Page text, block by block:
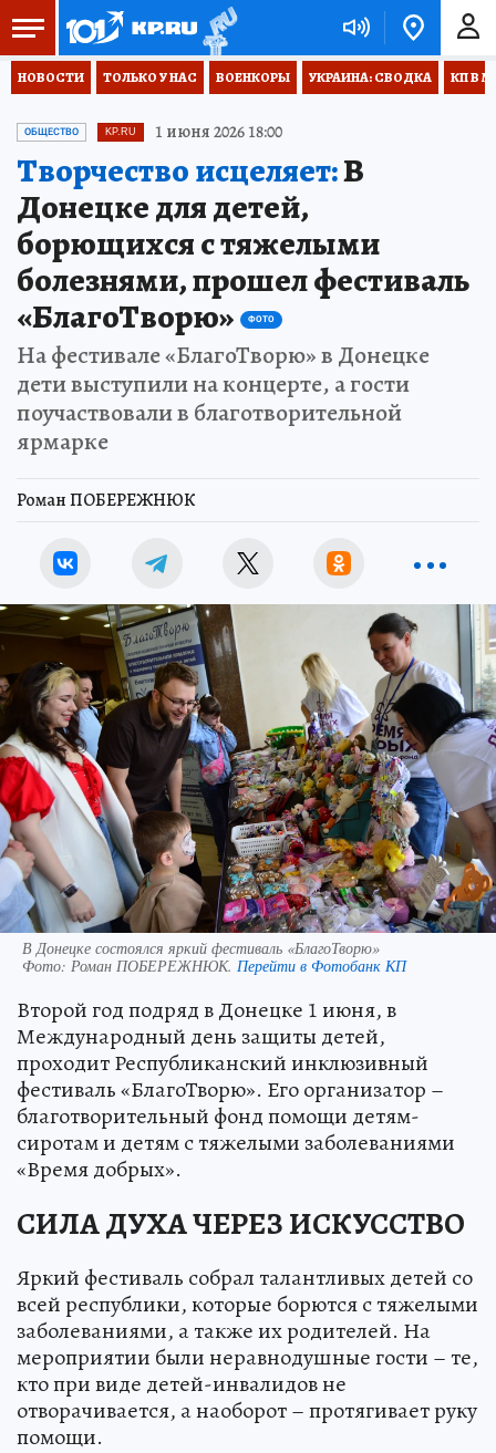
НОВОСТИ ТОЛЬКО У НАС ВОЕНКОРЫ УКРАИНА: СВОДКА КП В
ОБЩЕСТВО KP.RU 1 июня 2026 18:00
Творчество исцеляет:В
Донецке для детей,
борющихся с тяжелыми
болезнями, прошел фестиваль
«БлагоТворю»
ФОТО
На фестивале «БлагоТворю» в Донецке
дети выступили на концерте, а гости
поучаствовали в благотворительной
ярмарке
Роман ПОБЕРЕЖНЮК
В Донецке состоялся яркий фестиваль «БлагоТворю»
Фото: Роман ПОБЕРЕЖНЮК. Перейти в Фотобанк КП
Второй год подряд в Донецке 1 июня, в
Международный день защиты детей,
проходит Республиканский инклюзивный
фестиваль «БлагоТворю». Его организатор –
благотворительный фонд помощи детям-
сиротам и детям с тяжелыми заболеваниями
«Время добрых».
СИЛА ДУХА ЧЕРЕЗ ИСКУССТВО
Яркий фестиваль собрал талантливых детей со
всей республики, которые борются с тяжелыми
заболеваниями, а также их родителей. На
мероприятии были неравнодушные гости – те,
кто при виде детей-инвалидов не
отворачивается, а наоборот – протягивает руку
помощи.